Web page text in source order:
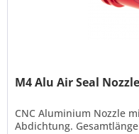
M4 Alu Air Seal Nozzle
CNC Aluminium Nozzle
Abdichtung.